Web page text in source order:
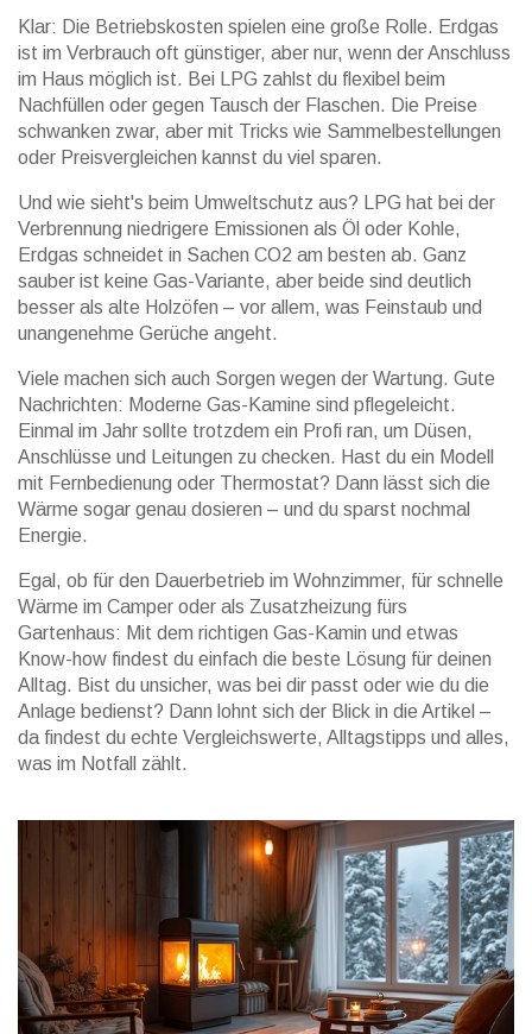
Klar: Die Betriebskosten spielen eine große Rolle. Erdgas
ist im Verbrauch oft günstiger, aber nur, wenn der Anschluss
im Haus möglich ist. Bei LPG zahlst du flexibel beim
Nachfüllen oder gegen Tausch der Flaschen. Die Preise
schwanken zwar, aber mit Tricks wie Sammelbestellungen
oder Preisvergleichen kannst du viel sparen.
Und wie sieht's beim Umweltschutz aus? LPG hat bei der
Verbrennung niedrigere Emissionen als Öl oder Kohle,
Erdgas schneidet in Sachen CO2 am besten ab. Ganz
sauber ist keine Gas-Variante, aber beide sind deutlich
besser als alte Holzöfen – vor allem, was Feinstaub und
unangenehme Gerüche angeht.
Viele machen sich auch Sorgen wegen der Wartung. Gute
Nachrichten: Moderne Gas-Kamine sind pflegeleicht.
Einmal im Jahr sollte trotzdem ein Profi ran, um Düsen,
Anschlüsse und Leitungen zu checken. Hast du ein Modell
mit Fernbedienung oder Thermostat? Dann lässt sich die
Wärme sogar genau dosieren – und du sparst nochmal
Energie.
Egal, ob für den Dauerbetrieb im Wohnzimmer, für schnelle
Wärme im Camper oder als Zusatzheizung fürs
Gartenhaus: Mit dem richtigen Gas-Kamin und etwas
Know-how findest du einfach die beste Lösung für deinen
Alltag. Bist du unsicher, was bei dir passt oder wie du die
Anlage bedienst? Dann lohnt sich der Blick in die Artikel –
da findest du echte Vergleichswerte, Alltagstipps und alles,
was im Notfall zählt.